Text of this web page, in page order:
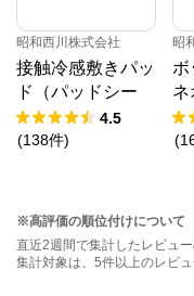
昭和西川株式会社
接触冷感敷きパッ
ド（パッドシー
ツ）
4.5
(138件)
昭
ボ
ネ
ト
ま
(
※高評価の順位付けについて
直近2週間で集計したレビュ
集計対象は、5件以上のレビ